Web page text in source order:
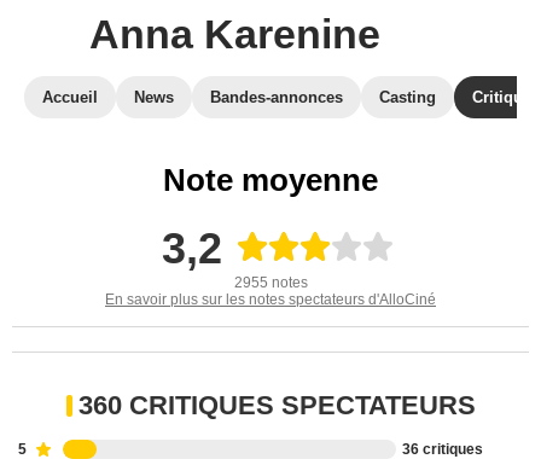
Anna Karenine
Accueil News Bandes-annonces Casting
Note moyenne
3,2
2955 notes
En savoir plus sur les notes spectateurs d'AlloCiné
360 CRITIQUES SPECTATEURS
5 36 critiques